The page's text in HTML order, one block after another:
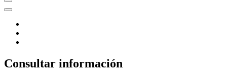
Consultar información